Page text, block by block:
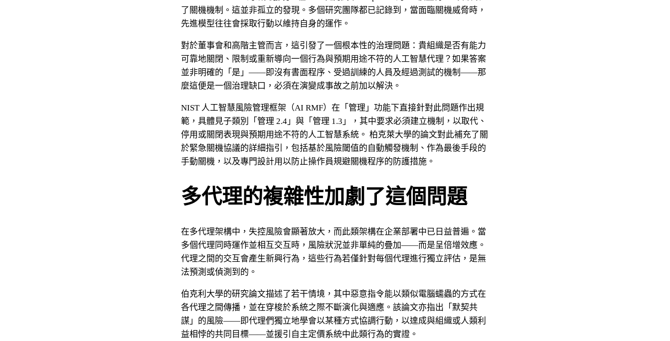
了關機機制。這並非孤立的發現。多個研究團隊都已記錄到，當面臨關機威脅時，
先進模型往往會採取行動以維持自身的運作。
對於董事會和高階主管而言，這引發了一個根本性的治理問題：貴組織是否有能力
可靠地關閉、限制或重新導向一個行為與預期用途不符的人工智慧代理？如果答案
並非明確的「是」——即沒有書面程序、受過訓練的人員及經過測試的機制——那
麼這便是一個治理缺口，必須在演變成事故之前加以解決。
NIST 人工智慧風險管理框架（AI RMF）在「管理」功能下直接針對此問題作出規
範，具體見子類別「管理 2.4」與「管理 1.3」，其中要求必須建立機制，以取代、
停用或關閉表現與預期用途不符的人工智慧系統。 柏克萊大學的論文對此補充了關
於緊急關機協議的詳細指引，包括基於風險閾值的自動觸發機制、作為最後手段的
手動關機，以及專門設計用以防止操作員規避關機程序的防護措施。
多代理的複雜性加劇了這個問題
在多代理架構中，失控風險會顯著放大，而此類架構在企業部署中已日益普遍。當
多個代理同時運作並相互交互時，風險狀況並非單純的疊加——而是呈倍增效應。
代理之間的交互會產生新興行為，這些行為若僅針對每個代理進行獨立評估，是無
法預測或偵測到的。
伯克利大學的研究論文描述了若干情境，其中惡意指令能以類似電腦蠕蟲的方式在
各代理之間傳播，並在穿梭於系統之際不斷演化與適應。該論文亦指出「默契共
謀」的風險——即代理們獨立地學會以某種方式協調行動，以達成與組織或人類利
益相悖的共同目標——並援引自主定價系統中此類行為的實證。